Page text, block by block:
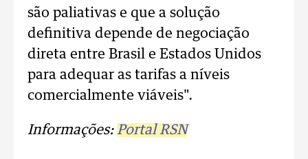
são paliativas e que a solução
definitiva depende de negociação
direta entre Brasil e Estados Unidos
para adequar as tarifas a níveis
comercialmente viáveis".
Informações: Portal RSN